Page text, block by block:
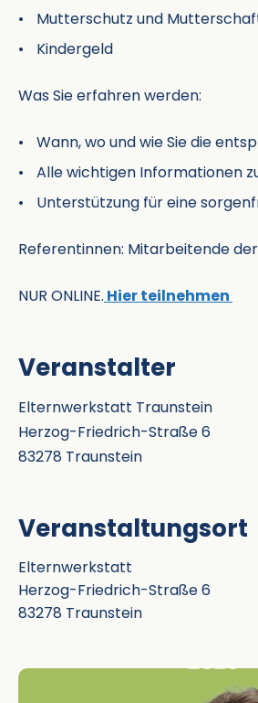
Mutterschutz und
Kindergeld
Was Sie erfahren werden:
Wann, wo und wie Sie die
Alle wichtigen Informationen
Unterstützung für eine
Referentinnen: Mitarbeitende
NUR ONLINE. Hier teilnehmen
Veranstalter
Elternwerkstatt Traunstein
Herzog-Friedrich-Straße 6
83278 Traunstein
Veranstaltungsort
Elternwerkstatt
Herzog-Friedrich-Straße 6
83278 Traunstein